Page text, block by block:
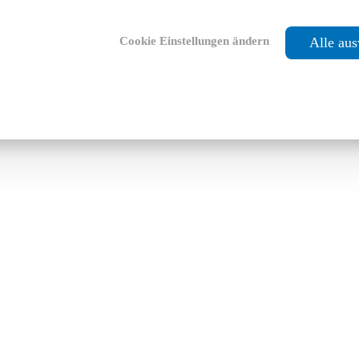
Cookie Einstellungen ändern Alle